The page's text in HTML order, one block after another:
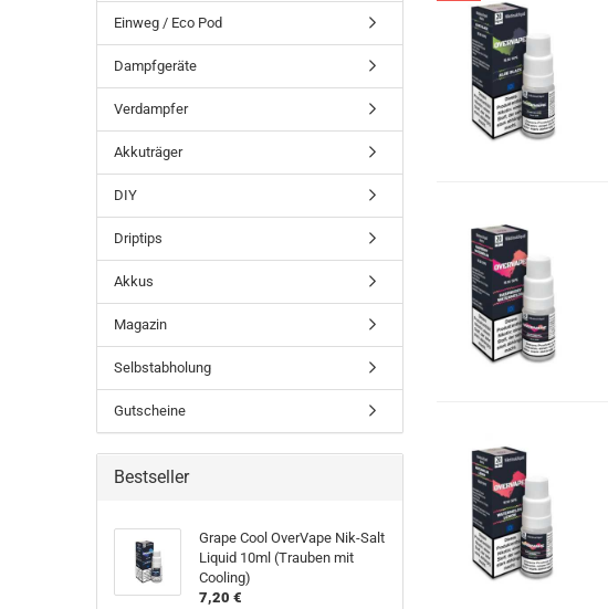
Einweg / Eco Pod
Dampfgeräte
Verdampfer
Akkuträger
DIY
Driptips
Akkus
Magazin
Selbstabholung
Gutscheine
Bestseller
Grape Cool OverVape Nik-Salt
Liquid 10ml (Trauben mit
Cooling)
7,20 €